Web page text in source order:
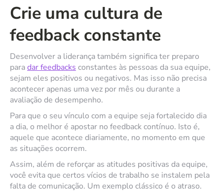
Crie uma cultura de
feedback constante
Desenvolver a liderança também significa ter preparo
paradar feedbacks constantes às pessoas da sua equipe,
sejam eles positivos ou negativos. Mas isso não precisa
acontecer apenas uma vez por mês ou durante a
avaliação de desempenho.
Para que o seu vínculo com a equipe seja fortalecido dia
a dia, o melhor é apostar no feedback contínuo. Isto é,
aquele que acontece diariamente, no momento em que
as situações ocorrem.
Assim, além de reforçar as atitudes positivas da equipe,
você evita que certos vícios de trabalho se instalem pela
falta de comunicação. Um exemplo clássico é o atraso.